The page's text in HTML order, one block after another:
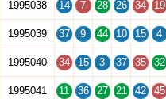
1995038 14 7 28 26 34 19
1995039 37 9 44 10 15 4
1995040 34 15 3 37 35 32
1995041 11 36 27 21 42 45